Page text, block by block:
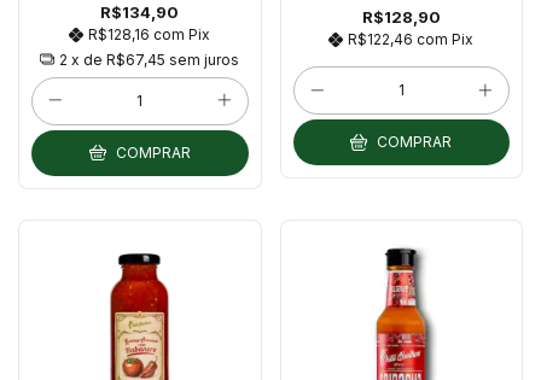
R$134,90
R$128,16com Pix
2 x deR$67,45 sem juros
COMPRAR
R$128,90
R$122,46com Pix
COMPRAR